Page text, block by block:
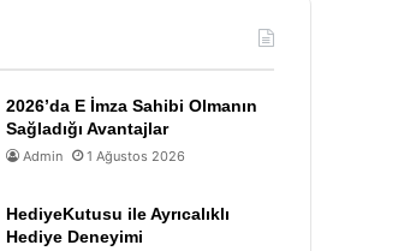
2026’da E İmza Sahibi Olmanın
Sağladığı Avantajlar
Admin 1 Ağustos 2026
HediyeKutusu ile Ayrıcalıklı
Hediye Deneyimi